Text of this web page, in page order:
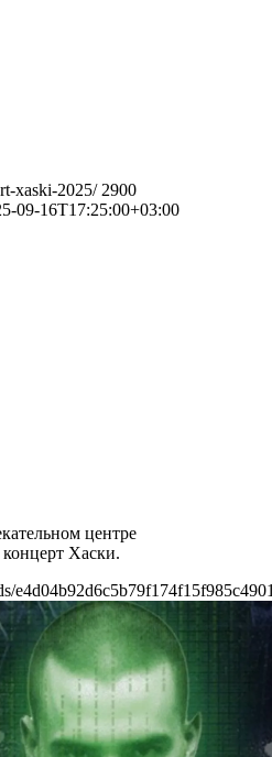
xaski-2025/ 2900
09-16T17:25:00+03:00
центре
Хаски.